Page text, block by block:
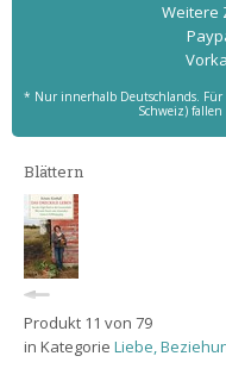
Weitere
* Nur innerhalb Deutschlands. Für
Schweiz)
Blättern
Produkt 11 von 79
in Kategorie Liebe,